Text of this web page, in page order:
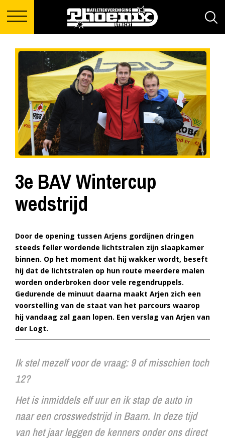
3e BAV Wintercup
wedstrijd
Door de opening tussen Arjens gordijnen dringen
steeds feller wordende lichtstralen zijn slaapkamer
binnen. Op het moment dat hij wakker wordt, beseft
hij dat de lichtstralen op hun route meerdere malen
worden onderbroken door vele regendruppels.
Gedurende de minuut daarna maakt Arjen zich een
voorstelling van de staat van het parcours waarop
hij vandaag zal gaan lopen. Een verslag van Arjen van
der Logt.
Ik stel mezelf voor de vraag: 9 of misschien toch
12?
Het is inmiddels elf uur en ik stap de auto in
naar een crosswedstrijd in Baarn. In deze tijd
van het jaar leggen de kenners onder ons direct